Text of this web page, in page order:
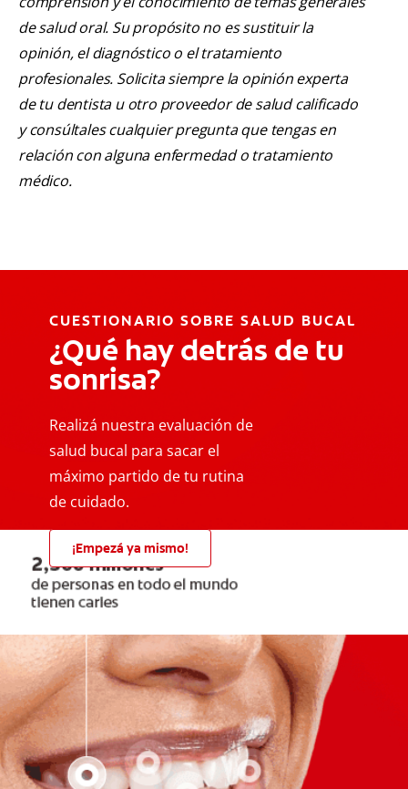
de salud oral. Su propósito no es sustituir la
opinión, el diagnóstico o el tratamiento
profesionales. Solicita siempre la opinión experta
de tu dentista u otro proveedor de salud calificado
y consúltales cualquier pregunta que tengas en
relación con alguna enfermedad o tratamiento
médico.
CUESTIONARIO SOBRE SALUD BUCAL
¿Qué hay detrás de tu
sonrisa?
Realizá nuestra evaluación de
salud bucal para sacar el
máximo partido de tu rutina
de cuidado.
¡Empezá ya mismo!